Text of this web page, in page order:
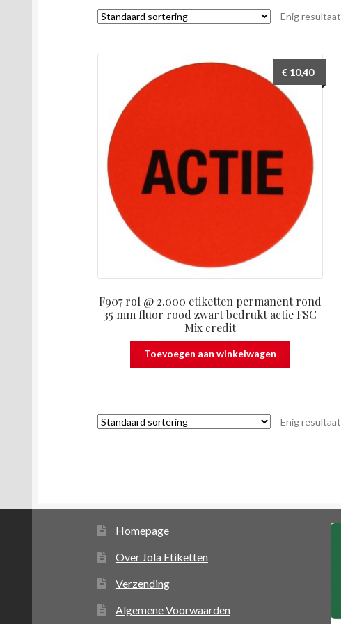
Enig resultaat
F907 rol @ 2.000 etiketten permanent rond
35 mm fluor rood zwart bedrukt actie FSC
Mix credit
€10,40
Toevoegen aan winkelwagen
Enig resultaat
Homepage
Over Jola Etiketten
Verzending
Algemene Voorwaarden